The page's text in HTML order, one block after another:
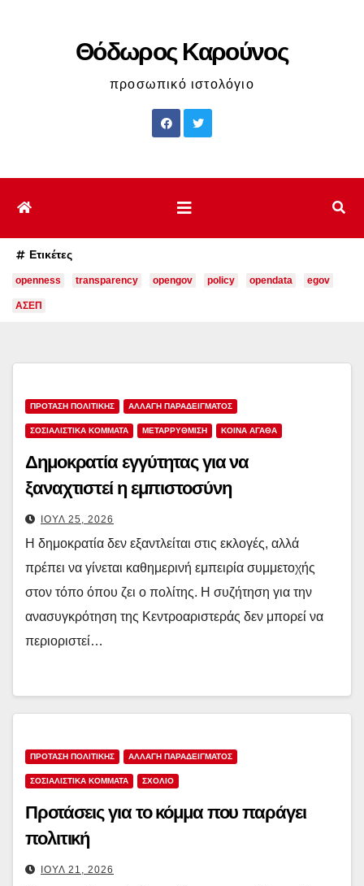
Θόδωρος Καρούνος
προσωπικό ιστολόγιο
Ετικέτες
openness transparency opengov policy opendata egov
ΑΣΕΠ
ΠΡΟΤΑΣΗ ΠΟΛΙΤΙΚΗΣ ΑΛΛΑΓΗ ΠΑΡΑΔΕΙΓΜΑΤΟΣ
ΣΟΣΙΑΛΙΣΤΙΚΆ ΚΌΜΜΑΤΑ ΜΕΤΑΡΡΥΘΜΙΣΗ ΚΟΙΝΑ ΑΓΑΘΑ
Δημοκρατία εγγύτητας για να
ξαναχτιστεί η εμπιστοσύνη
ΙΟΎΛ 25, 2026
Η δημοκρατία δεν εξαντλείται στις εκλογές, αλλά
πρέπει να γίνεται καθημερινή εμπειρία συμμετοχής
στον τόπο όπου ζει ο πολίτης. Η συζήτηση για την
ανασυγκρότηση της Κεντροαριστεράς δεν μπορεί να
περιοριστεί…
ΠΡΟΤΑΣΗ ΠΟΛΙΤΙΚΗΣ ΑΛΛΑΓΗ ΠΑΡΑΔΕΙΓΜΑΤΟΣ
ΣΟΣΙΑΛΙΣΤΙΚΆ ΚΌΜΜΑΤΑ ΣΧΟΛΙΟ
Προτάσεις για το κόμμα που παράγει
πολιτική
ΙΟΎΛ 21, 2026